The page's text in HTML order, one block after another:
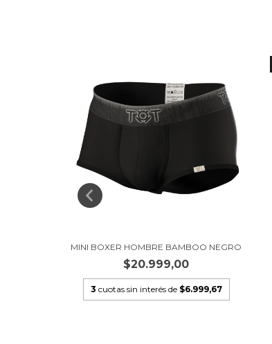
MINI BOXER HOMBRE BAMBOO NEGRO
$20.999,00
3 cuotas sin interés de $6.999,67